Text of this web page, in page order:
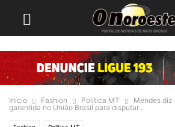
Início Fashion Politica MT
Mendes diz
garantida no União Brasil para disputar...